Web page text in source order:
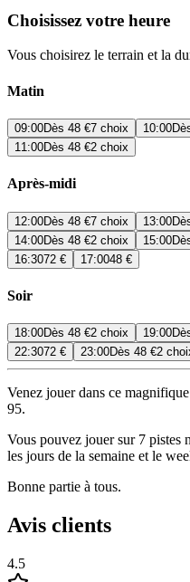
Choisissez votre heure
Vous choisirez le terrain et la
Matin
09:00Dès 48 €7 choix 10:00
11:00Dès 48 €2 choix
Après-midi
12:00Dès 48 €7 choix 13:00
14:00Dès 48 €2 choix 15:00
16:3072 € 17:0048 €
Soir
18:00Dès 48 €2 choix 19:00
22:3072 € 23:00Dès 48 €2
Venez jouer dans ce
95.
Vous pouvez jouer sur 7 pistes
les jours de la semaine et le
Bonne partie à tous.
Avis clients
4.5